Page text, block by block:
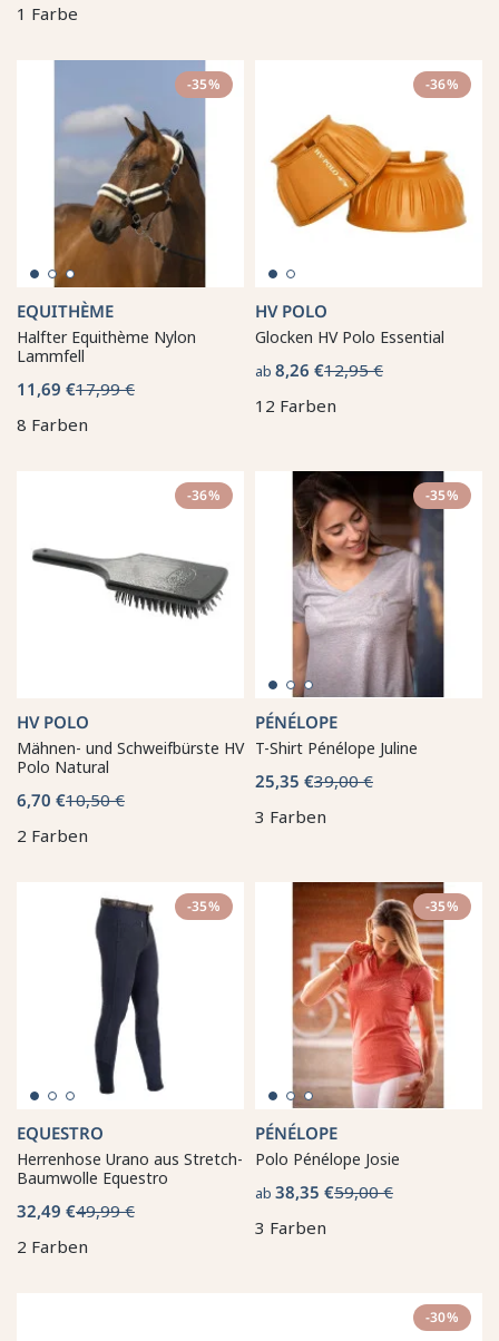
1 Farbe
-35%
EQUITHÈME
Halfter Equithème Nylon
Lammfell
11,69 €17,99 €
8 Farben
-36%
HV POLO
Glocken HV Polo Essential
ab 8,26 €12,95 €
12 Farben
-36%
HV POLO
Mähnen- und Schweifbürste HV
Polo Natural
6,70 €10,50 €
2 Farben
-35%
PÉNÉLOPE
T-Shirt Pénélope Juline
25,35 €39,00 €
3 Farben
-35%
EQUESTRO
Herrenhose Urano aus Stretch-
Baumwolle Equestro
32,49 €49,99 €
2 Farben
-35%
PÉNÉLOPE
Polo Pénélope Josie
ab 38,35 €59,00 €
3 Farben
-30%